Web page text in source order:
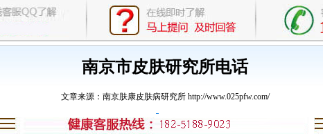
南京市皮肤研究所电话
文章来源：南京肤康皮肤病研究所 http://www.025pfw.com/